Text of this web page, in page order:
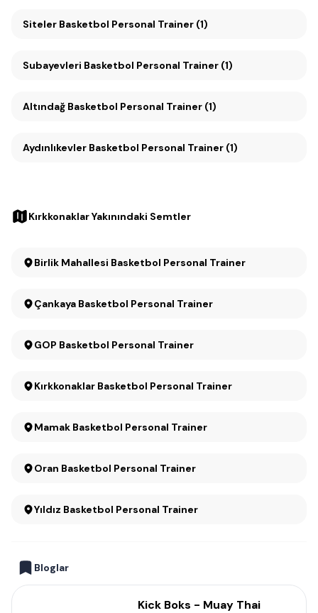
Siteler Basketbol Personal Trainer (1)
Subayevleri Basketbol Personal Trainer (1)
Altındağ Basketbol Personal Trainer (1)
Aydınlıkevler Basketbol Personal Trainer (1)
Kırkkonaklar Yakınındaki Semtler
Birlik Mahallesi Basketbol Personal Trainer
Çankaya Basketbol Personal Trainer
GOP Basketbol Personal Trainer
Kırkkonaklar Basketbol Personal Trainer
Mamak Basketbol Personal Trainer
Oran Basketbol Personal Trainer
Yıldız Basketbol Personal Trainer
Bloglar
Kick Boks - Muay Thai